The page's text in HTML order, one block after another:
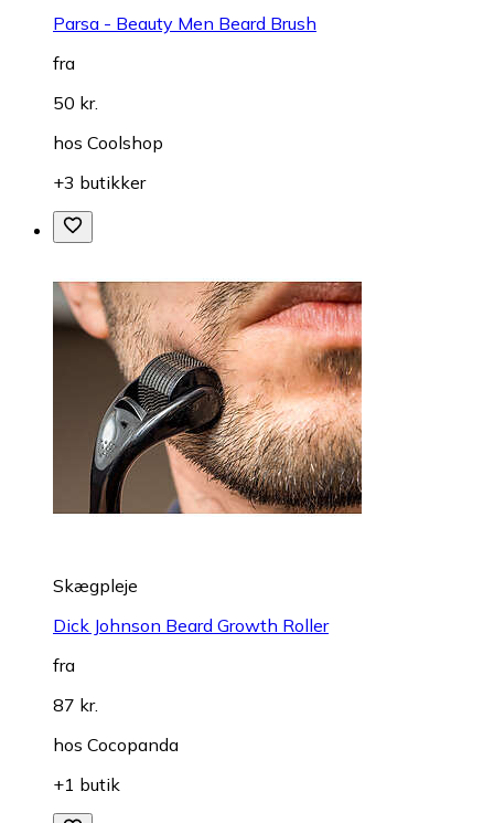
Parsa - Beauty Men Beard Brush
fra
50 kr.
hos Coolshop
+3 butikker
Skægpleje
Dick Johnson Beard Growth Roller
fra
87 kr.
hos Cocopanda
+1 butik